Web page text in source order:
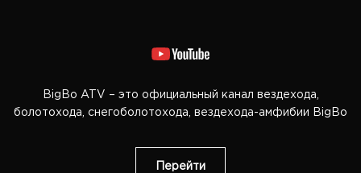
BigBo ATV – это официальный канал вездехода,
болотохода, снегоболотохода, вездехода-амфибии BigBo
Перейти